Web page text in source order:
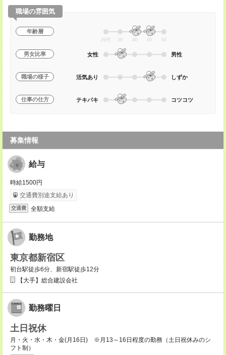
職場の雰囲気
年齢層
20代 30 40 50 60
男女比率 女性 男性
職場の様子 活気あり しずか
仕事の仕方 テキパキ コツコツ
募集情報
給与
時給1500円
交通費別途支給あり
交通費 全額支給
勤務地
東京都新宿区
初台駅徒歩6分、新宿駅徒歩12分
【大手】総合建設会社
勤務曜日
土日祝休
月・火・水・木・金(月16日) ※月13～16日程度の勤務（土日祝休みのシ
フト制）